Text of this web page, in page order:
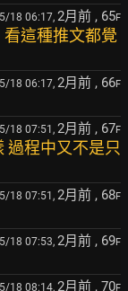
18 06:17, 2月前 , 65F
這種推文都覺
18 06:17, 2月前 , 66F
18 07:51, 2月前 , 67F
過程中又不是只
18 07:51, 2月前 , 68F
18 07:53, 2月前 , 69F
18 08:14, 2月前 , 70F